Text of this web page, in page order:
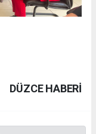
DÜZCE HABERİ